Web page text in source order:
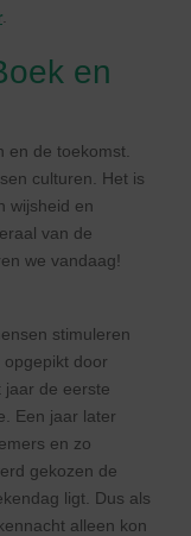
en
en de toekomst.
culturen. Het is
wijsheid en
van de
we vandaag!
stimuleren
door
jaar de eerste
Een jaar later
en zo
gekozen de
ligt. Dus als
alleen kon